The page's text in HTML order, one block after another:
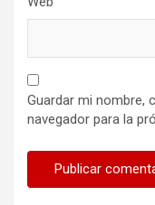
Guardar mi nombre,
navegador para la